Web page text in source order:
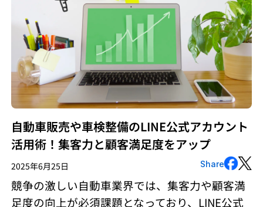
自動車販売や車検整備のLINE公式アカウント
活用術！集客力と顧客満足度をアップ
2025年6月25日 Share
競争の激しい自動車業界では、集客力や顧客満
足度の向上が必須課題となっており、LINE公式